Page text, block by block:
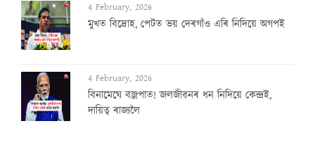
4 February, 2026
মুখত বিদ্ৰোহ, পেটত ভয় দেৰগাঁও এৰি নিদিয়ে অগপই
4 February, 2026
বিনামেঘে বজ্ৰপাত! জলজীৱনৰ ধন নিদিয়ে কেন্দ্ৰই,
দায়িত্ব ৰাজ্যলৈ